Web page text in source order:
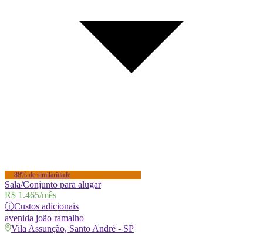
88% de similaridade
Sala/Conjunto para alugar
R$ 1.465/mês
ⓘCustos adicionais
avenida joão ramalho
Vila Assunção, Santo André - SP